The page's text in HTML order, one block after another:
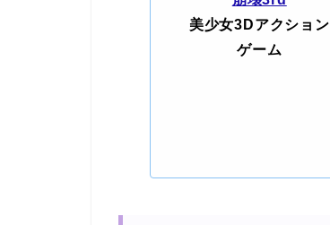
美少女3Dアクション
ゲーム